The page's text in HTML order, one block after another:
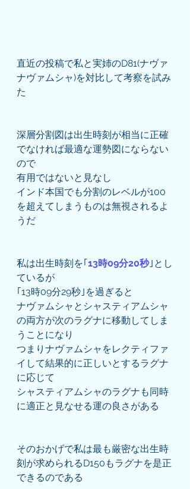
直近の投稿で私と実姉のD81(ナヴァ
ナヴァムシャ)を対比して考察を試み
た
深層分割図は出生時刻が相当に正確
でなければ最適な運勢図にならない
ので
有用ではないと見なし
インド本国でも分割のレベルが100
を超えてしまうものは無視されるよ
うだ
私は出生時刻を｢13時09分20秒｣とし
ているが
｢13時09分29秒｣を過ぎると
ナヴァムシャとシャスティアムシャ
の両方が次のラグナに移動してしま
うことになり
つまりナヴァムシャをレクティファ
イして結果的に正しいとするラグナ
に応じて
シャスティアムシャのラグナも同時
に適正と見なせる運の良さがある
そのおかげで私は最も厳密な出生時
刻が求められるD150もラグナを是正
できるのである